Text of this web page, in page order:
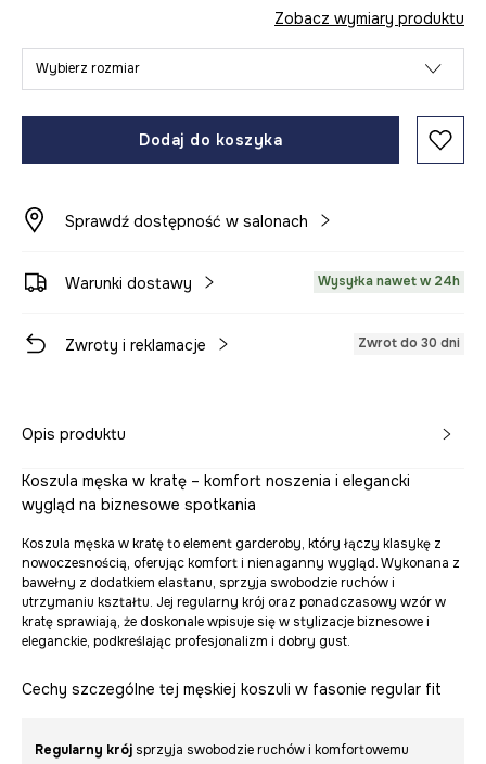
Zobacz wymiary produktu
Wybierz rozmiar
Dodaj do koszyka
Sprawdź dostępność w salonach
Warunki dostawy Wysyłka nawet w 24h
Zwroty i reklamacje Zwrot do 30 dni
Opis produktu
Koszula męska w kratę – komfort noszenia i elegancki
wygląd na biznesowe spotkania
Koszula męska w kratę to element garderoby, który łączy klasykę z
nowoczesnością, oferując komfort i nienaganny wygląd. Wykonana z
bawełny z dodatkiem elastanu, sprzyja swobodzie ruchów i
utrzymaniu kształtu. Jej regularny krój oraz ponadczasowy wzór w
kratę sprawiają, że doskonale wpisuje się w stylizacje biznesowe i
eleganckie, podkreślając profesjonalizm i dobry gust.
Cechy szczególne tej męskiej koszuli w fasonie regular fit
Regularny krój sprzyja swobodzie ruchów i komfortowemu